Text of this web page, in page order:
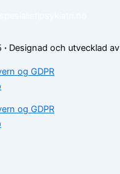
· Designad och utvecklad av
og GDPR
og GDPR